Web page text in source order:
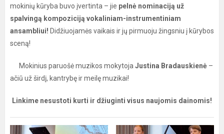
mokinių kūryba buvo įvertinta – jie pelnė nominaciją už
spalvingą kompoziciją vokaliniam-instrumentiniam
ansambliui! Didžiuojamės vaikais ir jų pirmuoju žingsniu į kūrybos
sceną!
Mokinius paruošė muzikos mokytoja Justina Bradauskienė –
ačiū už širdį, kantrybę ir meilę muzikai!
Linkime nesustoti kurti ir džiuginti visus naujomis dainomis!